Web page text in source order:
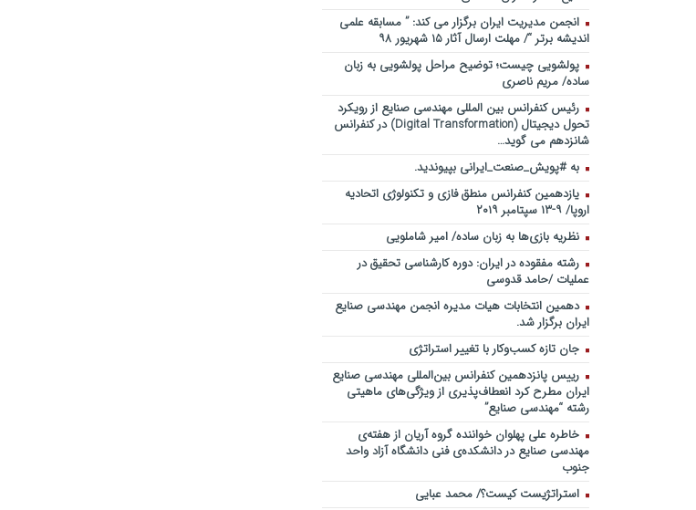
انجمن مدیریت ایران برگزار می کند: ” مسابقه علمی
اندیشه برتر “/ مهلت ارسال آثار ۱۵ شهریور ۹۸
پولشویی چیست؛ توضیح مراحل پولشویی به زبان
ساده/ مریم ناصری
رئیس کنفرانس بین المللی مهندسی صنایع از رویکرد
تحول دیجیتال (Digital Transformation) در کنفرانس
شانزدهم می گوید…
به #پویش_صنعت_ایرانی بپیوندید.
یازدهمین کنفرانس منطق فازی و تکنولوژی اتحادیه
اروپا/ ۹-۱۳ سپتامبر ۲۰۱۹
نظریه بازی‌ها به زبان ساده/ امیر شاملویی
رشته مفقوده در ایران: دوره کارشناسی تحقیق در
عملیات /حامد قدوسی
دهمین انتخابات هیات مدیره انجمن مهندسی صنایع
ایران برگزار شد.
جان تازه کسب‌وکار با تغییر استراتژی
رییس پانزدهمین کنفرانس بین‌المللی مهندسی صنایع
ایران مطرح کرد انعطاف‌پذیری از ویژگی‌های ماهیتی
رشته “مهندسی صنایع”
خاطره علی پهلوان خواننده گروه آریان از هفته‌ی
مهندسی صنایع در دانشکده‌ی فنی دانشگاه آزاد واحد
جنوب
استراتژیست کیست؟‬/ محمد عبایی